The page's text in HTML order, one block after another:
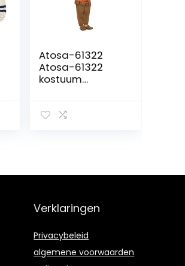
Atosa-61322
Atosa-61322
kostuum
bruin, vanaf 24
Verklaringen
Privacybeleid
algemene voorwaarden